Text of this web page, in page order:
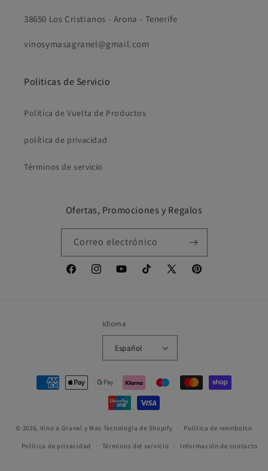
38650 Los Cristianos - Arona - Tenerife
vinosymasagranel@gmail.com
Politicas de Servicio
Politica de Vuelta de Productos
política de privacidad
Términos de servicio
Ofertas, Promociones y Regalos
Correo electrónico
FacebookInstagramYouTubeTikTok
X
Pinterest
Idioma
Español
Formas
© 2026, Vino a Granel y Mas Tecnología de Shopify Política de reembolso
Política de privacidad Términos del servicio Información de contacto